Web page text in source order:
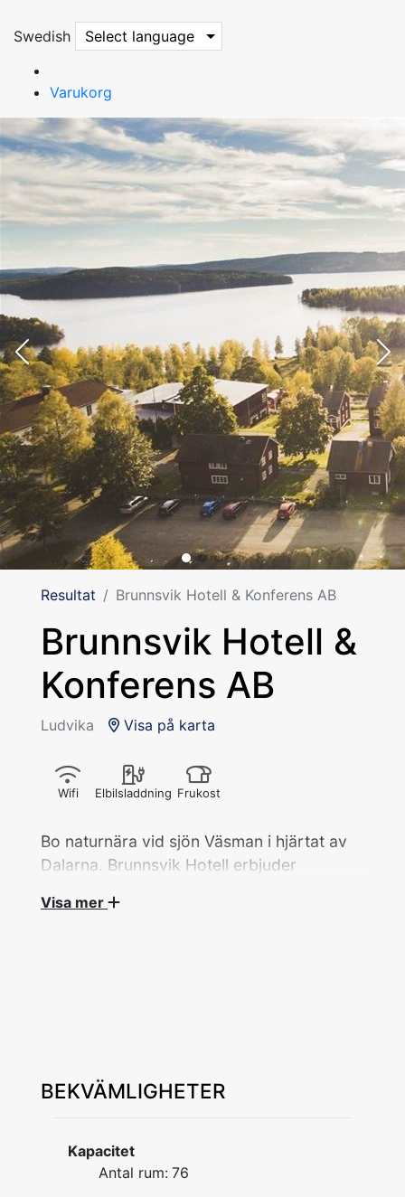
Swedish Select language
Varukorg
Resultat Brunnsvik Hotell & Konferens AB
Brunnsvik Hotell &
Konferens AB
Ludvika Visa på karta
Wifi Elbilsladdning Frukost
Bo naturnära vid sjön Väsman i hjärtat av
Dalarna. Brunnsvik Hotell erbjuder
med närhet till både naturupplevelser,
direkt anslutning till naturen. En etapp av den
historiska Romboleden passerar precis utanför
Visa mer
BEKVÄMLIGHETER
Kapacitet
Antal rum: 76